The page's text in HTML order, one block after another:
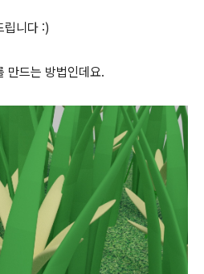
립니다 :)
만드는 방법인데요.